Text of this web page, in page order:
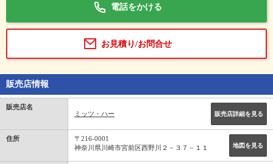
電話をかける
お見積り/お問合せ
販売店情報
販売店名
ミッツ・ハー
販売店詳細を見る
住所
地図を見る
〒216-0001
神奈川県川崎市宮前区西野川２－３７－１１